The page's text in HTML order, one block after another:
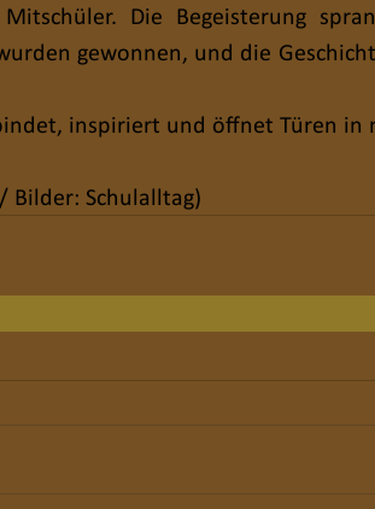
Die Begeisterung
gewonnen, und die
inspiriert und öffnet Türen in
Bilder: Schulalltag)